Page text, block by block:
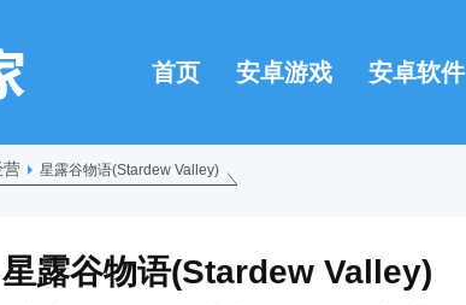
首页 安卓游戏 安卓软件
营 星露谷物语(Stardew Valley)
星露谷物语(Stardew Valley)